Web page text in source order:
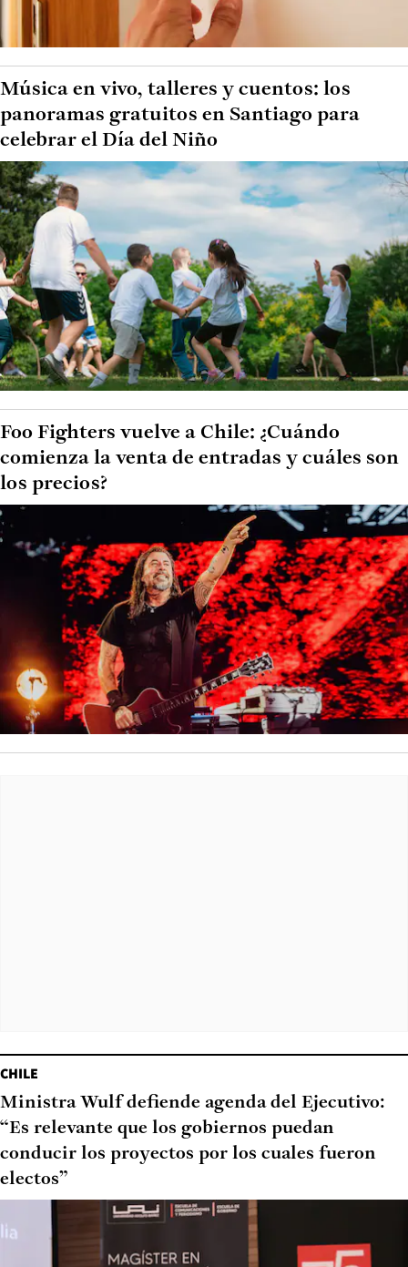
Música en vivo, talleres y cuentos: los
panoramas gratuitos en Santiago para
celebrar el Día del Niño
Foo Fighters vuelve a Chile: ¿Cuándo
comienza la venta de entradas y cuáles son
los precios?
CHILE
Ministra Wulf defiende agenda del Ejecutivo:
“Es relevante que los gobiernos puedan
conducir los proyectos por los cuales fueron
electos”